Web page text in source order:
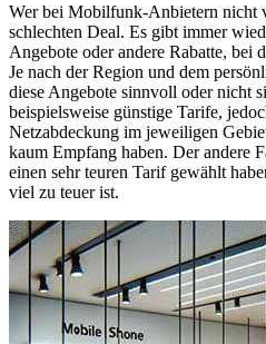
Wer bei Mobilfunk-Anbietern nicht
schlechten Deal. Es gibt immer
Angebote oder andere Rabatte, bei
Je nach der Region und dem
diese Angebote sinnvoll oder nicht
beispielsweise günstige Tarife,
Netzabdeckung im jeweiligen
kaum Empfang haben. Der andere
einen sehr teuren Tarif gewählt
viel zu teuer ist.